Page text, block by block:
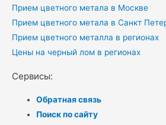
Прием цветного метала в Москве
Прием цветного метала в Санкт
Прием цветного металла в регионах
Цены на черный лом в регионах
Сервисы:
Обратная связь
Поиск по сайту